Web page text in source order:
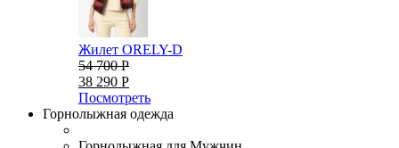
Жилет ORELY-D
54 700 Р
38 290 Р
Посмотреть
Горнолыжная одежда